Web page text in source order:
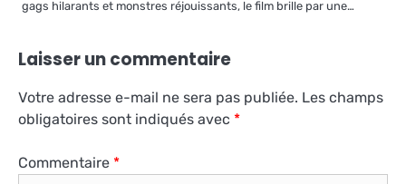
gags hilarants et monstres réjouissants, le film brille par une…
Laisser un commentaire
Votre adresse e-mail ne sera pas publiée. Les champs
obligatoires sont indiqués avec *
Commentaire *